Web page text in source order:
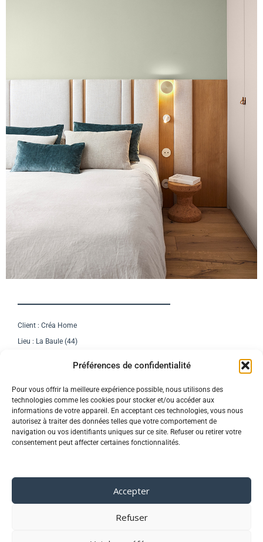
Préférences de confidentialité
Pour vous offrir la meilleure expérience possible, nous utilisons des
technologies comme les cookies pour stocker et/ou accéder aux
informations de votre appareil. En acceptant ces technologies, vous nous
autorisez à traiter des données telles que votre comportement de
navigation ou vos identifiants uniques sur ce site. Refuser ou retirer votre
consentement peut affecter certaines fonctionnalités.
Accepter
Refuser
Client : Créa Home
Lieu : La Baule (44)
Maisdon sur Sèvre